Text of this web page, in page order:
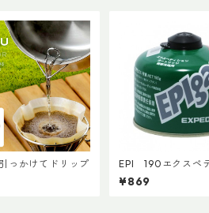
っかけてドリップ
EPI 190エクスペ
ンカートリッジ
¥869